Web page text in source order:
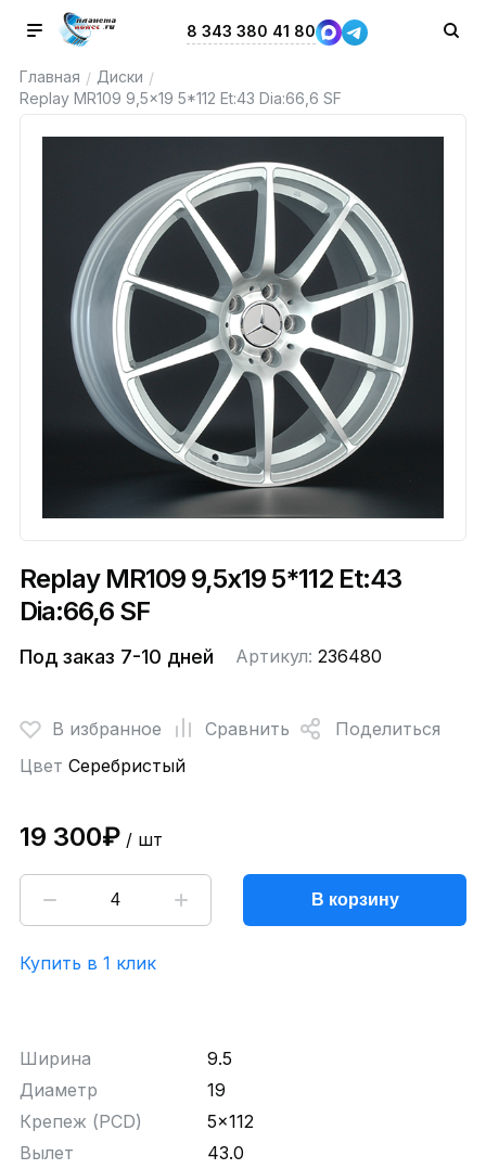
8 343 380 41 80
Главная / Диски /
Replay MR109 9,5x19 5*112 Et:43 Dia:66,6 SF
Replay MR109 9,5x19 5*112 Et:43
Dia:66,6 SF
Под заказ 7-10 дней Артикул: 236480
В избранное Сравнить
Поделиться
Цвет Серебристый
19 300₽/ шт
В корзину
Купить в 1 клик
Ширина
9.5
Диаметр
19
Крепеж (PCD)
5x112
Вылет
43.0